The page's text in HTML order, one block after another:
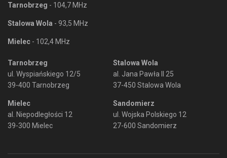
Tarnobrzeg - 104,7 MHz
Stalowa Wola - 93,5 MHz
Mielec - 102,4 MHz
Tarnobrzeg
ul. Wyspiańskiego 12/5
39-400 Tarnobrzeg
Mielec
al. Niepodległości 12
39-300 Mielec
Stalowa Wola
al. Jana Pawła II 25
37-450 Stalowa Wola
Sandomierz
ul. Wojska Polskiego 12
27-600 Sandomierz